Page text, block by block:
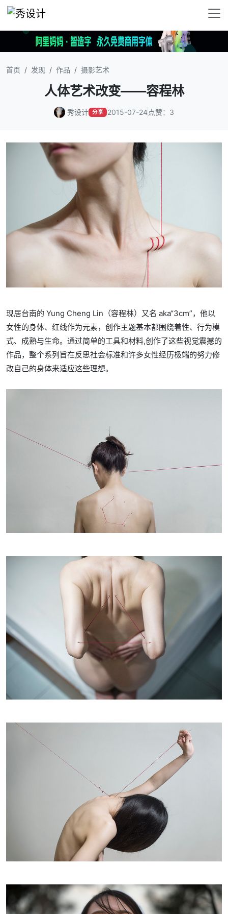
首页 发现 作品 摄影艺术
人体艺术改变——容程林
秀设计 分享 2015-07-24 点赞：3
现居台南的 Yung Cheng Lin（容程林）又名 aka“3cm”，他以
女性的身体、红线作为元素，创作主题基本都围绕着性、行为模
式、成熟与生命。 通过简单的工具和材料,创作了这些视觉震撼的
作品，整个系列旨在反思社会标准和许多女性经历极端的努力修
改自己的身体来适应这些理想。